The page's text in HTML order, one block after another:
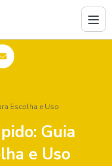
Escolha e Uso
Guia
e Uso